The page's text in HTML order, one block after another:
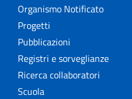
Organismo Notificato
Progetti
Pubblicazioni
Registri e sorveglianze
Ricerca collaboratori
Scuola